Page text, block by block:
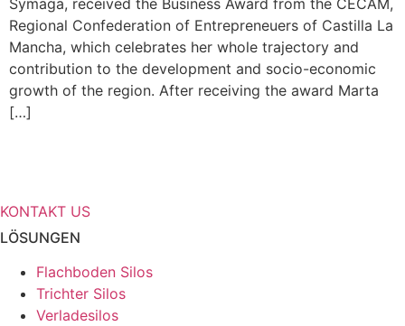
Symaga, received the Business Award from the CECAM,
Regional Confederation of Entrepreneuers of Castilla La
Mancha, which celebrates her whole trajectory and
contribution to the development and socio-economic
growth of the region. After receiving the award Marta
[…]
KONTAKT US
LÖSUNGEN
Flachboden Silos
Trichter Silos
Verladesilos